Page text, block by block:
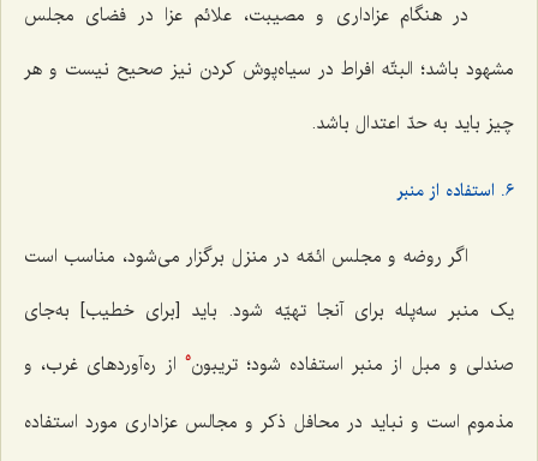
در هنگام عزاداری و مصیبت، علائم عزا در فضای مجلس
مشهود باشد؛ البتّه افراط در سیاه‌پوش کردن نیز صحیح نیست و هر
چیز باید به حدّ اعتدال باشد.
6. استفاده از منبر
اگر روضه و مجلس ائمّه در منزل برگزار می‌شود، مناسب است
یک منبر سه‌پله برای آنجا تهیّه شود. باید [برای خطیب] به‌جای
صندلی و مبل از منبر استفاده شود؛ تریبون5
از ره‌آوردهای غرب، و
مذموم است و نباید در محافل ذکر و مجالس عزاداری مورد استفاده